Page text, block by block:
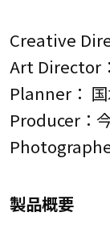
Creative
Art Director
Planner：
Producer：
製品概要